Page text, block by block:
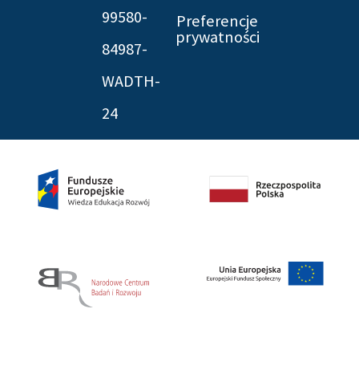
99580-
84987-
WADTH-
24
Preferencje
prywatności